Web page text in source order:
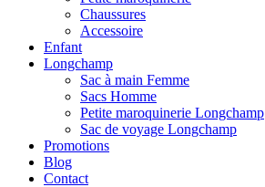
Chaussures
Accessoire
Enfant
Longchamp
Sac à main Femme
Sacs Homme
Petite maroquinerie Longchamp
Sac de voyage Longchamp
Promotions
Blog
Contact